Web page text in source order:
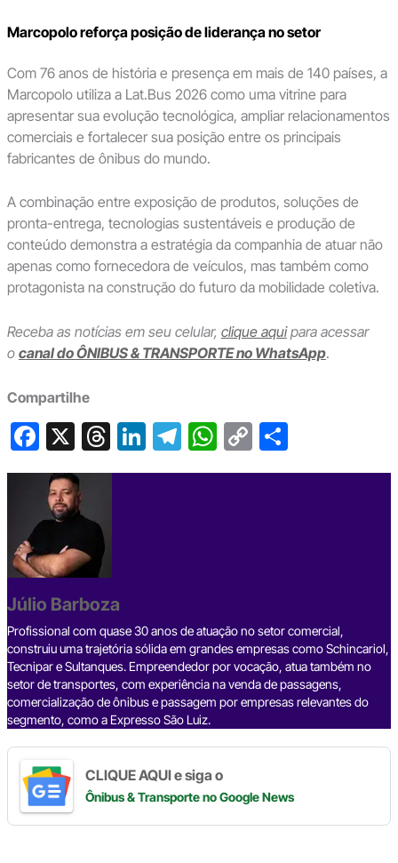
Marcopolo reforça posição de liderança no setor
Com 76 anos de história e presença em mais de 140 países, a
Marcopolo utiliza a Lat.Bus 2026 como uma vitrine para
apresentar sua evolução tecnológica, ampliar relacionamentos
comerciais e fortalecer sua posição entre os principais
fabricantes de ônibus do mundo.
A combinação entre exposição de produtos, soluções de
pronta-entrega, tecnologias sustentáveis e produção de
conteúdo demonstra a estratégia da companhia de atuar não
apenas como fornecedora de veículos, mas também como
protagonista na construção do futuro da mobilidade coletiva.
Receba as notícias em seu celular, clique aquipara acessar
o canal do ÔNIBUS & TRANSPORTE no WhatsApp.
Compartilhe
F
a
c
e
b
o
o
k
X T
hr
s
Li
n
T
el
W
h
C
o
S
h
Júlio Barboza
Profissional com quase 30 anos de atuação no setor comercial,
construiu uma trajetória sólida em grandes empresas como Schincariol,
Tecnipar e Sultanques. Empreendedor por vocação, atua também no
setor de transportes, com experiência na venda de passagens,
comercialização de ônibus e passagem por empresas relevantes do
segmento, como a Expresso São Luiz.
CLIQUE AQUI e siga o
Ônibus & Transporteno Google News